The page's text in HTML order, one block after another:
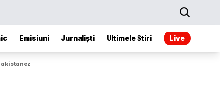
Emisiuni Jurnaliști Ultimele Stiri Live